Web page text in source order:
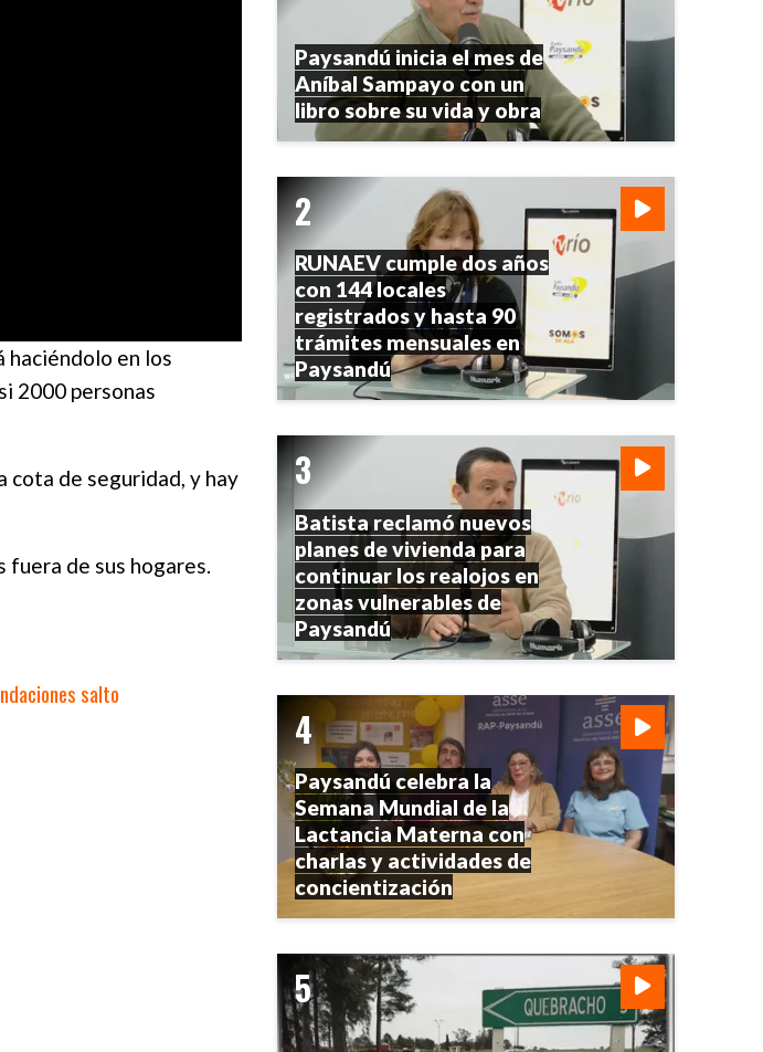
haciéndolo en los
2000 personas
cota de seguridad, y hay
fuera de sus hogares.
salto
Paysandú inicia el mes de
Aníbal Sampayo con un
libro sobre su vida y obra
RUNAEV cumple dos años
con 144 locales
registrados y hasta 90
trámites mensuales en
Paysandú
Batista reclamó nuevos
planes de vivienda para
continuar los realojos en
zonas vulnerables de
Paysandú
Paysandú celebra la
Semana Mundial de la
Lactancia Materna con
charlas y actividades de
concientización